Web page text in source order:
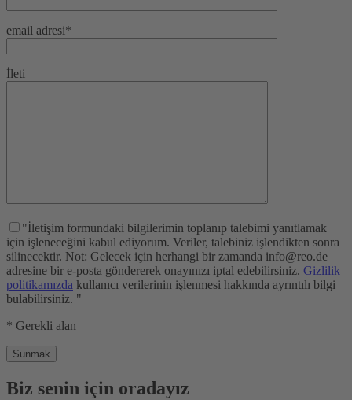
email adresi*
İleti
"İletişim formundaki bilgilerimin toplanıp talebimi yanıtlamak
için işleneceğini kabul ediyorum. Veriler, talebiniz işlendikten sonra
silinecektir. Not: Gelecek için herhangi bir zamanda info@reo.de
adresine bir e-posta göndererek onayınızı iptal edebilirsiniz. Gizlilik
politikamızda kullanıcı verilerinin işlenmesi hakkında ayrıntılı bilgi
bulabilirsiniz. "
* Gerekli alan
Biz senin için oradayız